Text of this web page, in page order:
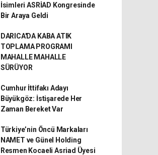
İsimleri ASRİAD Kongresinde
Bir Araya Geldi
DARICA'DA KABA ATIK
TOPLAMA PROGRAMI
MAHALLE MAHALLE
SÜRÜYOR
Cumhur İttifakı Adayı
Büyükgöz: İstişarede Her
Zaman Bereket Var
Türkiye’nin Öncü Markaları
NAMET ve Günel Holding
Resmen Kocaeli Asriad Üyesi